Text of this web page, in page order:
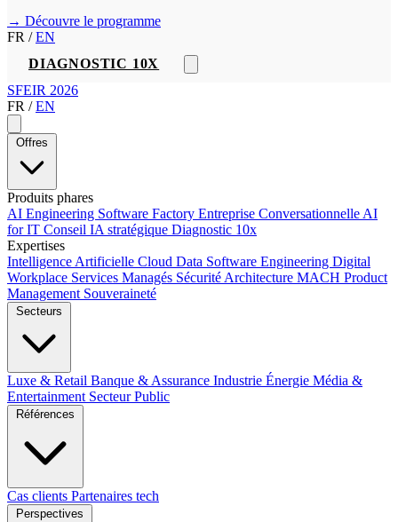
→ Découvre le programme
FR / EN
DIAGNOSTIC 10X
SFEIR 2026
FR / EN
Offres
Produits phares
AI Engineering Software Factory Entreprise Conversationnelle AI
for IT Conseil IA stratégique Diagnostic 10x
Expertises
Intelligence Artificielle Cloud Data Software Engineering Digital
Workplace Services Managés Sécurité Architecture MACH Product
Management Souveraineté
Secteurs
Luxe & Retail Banque & Assurance Industrie Énergie Média &
Entertainment Secteur Public
Références
Cas clients Partenaires tech
Perspectives